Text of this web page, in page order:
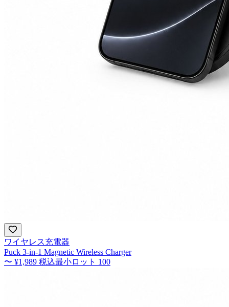
ワイヤレス充電器
Puck 3-in-1 Magnetic Wireless Charger
〜 ¥1,989 税込最小ロット 100